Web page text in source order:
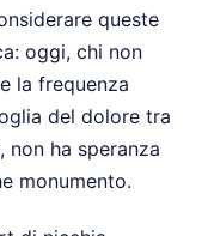
queste
oggi, chi non
la frequenza
del dolore tra
non ha speranza
monumento.